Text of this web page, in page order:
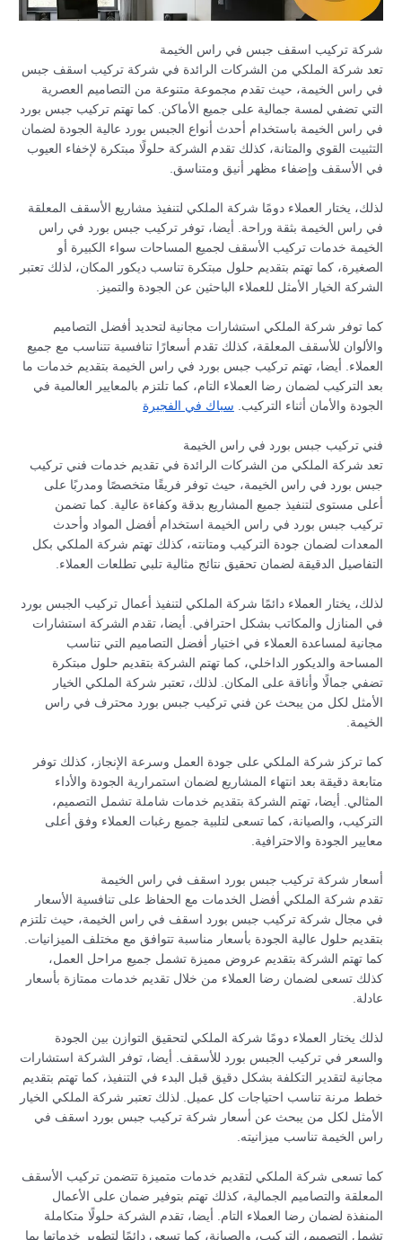
شركة تركيب اسقف جبس في راس الخيمة
تعد شركة الملكي من الشركات الرائدة في شركة تركيب اسقف جبس
في راس الخيمة، حيث تقدم مجموعة متنوعة من التصاميم العصرية
التي تضفي لمسة جمالية على جميع الأماكن. كما تهتم تركيب جبس بورد
في راس الخيمة باستخدام أحدث أنواع الجبس بورد عالية الجودة لضمان
التثبيت القوي والمتانة، كذلك تقدم الشركة حلولًا مبتكرة لإخفاء العيوب
في الأسقف وإضفاء مظهر أنيق ومتناسق.
لذلك، يختار العملاء دومًا شركة الملكي لتنفيذ مشاريع الأسقف المعلقة
في راس الخيمة بثقة وراحة. أيضا، توفر تركيب جبس بورد في راس
الخيمة خدمات تركيب الأسقف لجميع المساحات سواء الكبيرة أو
الصغيرة، كما تهتم بتقديم حلول مبتكرة تناسب ديكور المكان، لذلك تعتبر
الشركة الخيار الأمثل للعملاء الباحثين عن الجودة والتميز.
كما توفر شركة الملكي استشارات مجانية لتحديد أفضل التصاميم
والألوان للأسقف المعلقة، كذلك تقدم أسعارًا تنافسية تتناسب مع جميع
العملاء. أيضا، تهتم تركيب جبس بورد في راس الخيمة بتقديم خدمات ما
بعد التركيب لضمان رضا العملاء التام، كما تلتزم بالمعايير العالمية في
الجودة والأمان أثناء التركيب. سباك في الفجيرة
فني تركيب جبس بورد في راس الخيمة
تعد شركة الملكي من الشركات الرائدة في تقديم خدمات فني تركيب
جبس بورد في راس الخيمة، حيث توفر فريقًا متخصصًا ومدربًا على
أعلى مستوى لتنفيذ جميع المشاريع بدقة وكفاءة عالية. كما تضمن
تركيب جبس بورد في راس الخيمة استخدام أفضل المواد وأحدث
المعدات لضمان جودة التركيب ومتانته، كذلك تهتم شركة الملكي بكل
التفاصيل الدقيقة لضمان تحقيق نتائج مثالية تلبي تطلعات العملاء.
لذلك، يختار العملاء دائمًا شركة الملكي لتنفيذ أعمال تركيب الجبس بورد
في المنازل والمكاتب بشكل احترافي. أيضا، تقدم الشركة استشارات
مجانية لمساعدة العملاء في اختيار أفضل التصاميم التي تناسب
المساحة والديكور الداخلي، كما تهتم الشركة بتقديم حلول مبتكرة
تضفي جمالًا وأناقة على المكان. لذلك، تعتبر شركة الملكي الخيار
الأمثل لكل من يبحث عن فني تركيب جبس بورد محترف في راس
الخيمة.
كما تركز شركة الملكي على جودة العمل وسرعة الإنجاز، كذلك توفر
متابعة دقيقة بعد انتهاء المشاريع لضمان استمرارية الجودة والأداء
المثالي. أيضا، تهتم الشركة بتقديم خدمات شاملة تشمل التصميم،
التركيب، والصيانة، كما تسعى لتلبية جميع رغبات العملاء وفق أعلى
معايير الجودة والاحترافية.
أسعار شركة تركيب جبس بورد اسقف في راس الخيمة
تقدم شركة الملكي أفضل الخدمات مع الحفاظ على تنافسية الأسعار
في مجال شركة تركيب جبس بورد اسقف في راس الخيمة، حيث تلتزم
بتقديم حلول عالية الجودة بأسعار مناسبة تتوافق مع مختلف الميزانيات.
كما تهتم الشركة بتقديم عروض مميزة تشمل جميع مراحل العمل،
كذلك تسعى لضمان رضا العملاء من خلال تقديم خدمات ممتازة بأسعار
عادلة.
لذلك يختار العملاء دومًا شركة الملكي لتحقيق التوازن بين الجودة
والسعر في تركيب الجبس بورد للأسقف. أيضا، توفر الشركة استشارات
مجانية لتقدير التكلفة بشكل دقيق قبل البدء في التنفيذ، كما تهتم بتقديم
خطط مرنة تناسب احتياجات كل عميل. لذلك تعتبر شركة الملكي الخيار
الأمثل لكل من يبحث عن أسعار شركة تركيب جبس بورد اسقف في
راس الخيمة تناسب ميزانيته.
كما تسعى شركة الملكي لتقديم خدمات متميزة تتضمن تركيب الأسقف
المعلقة والتصاميم الجمالية، كذلك تهتم بتوفير ضمان على الأعمال
المنفذة لضمان رضا العملاء التام. أيضا، تقدم الشركة حلولًا متكاملة
تشمل التصميم، التركيب، والصيانة، كما تسعى دائمًا لتطوير خدماتها بما